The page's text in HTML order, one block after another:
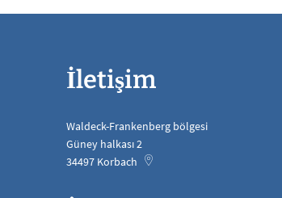
İletişim
Waldeck-Frankenberg bölgesi
Güney halkası 2
34497 Korbach